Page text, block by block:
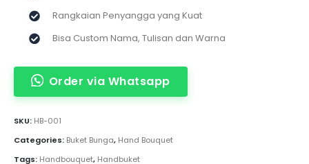
Rangkaian Penyangga yang Kuat
Bisa Custom Nama, Tulisan dan Warna
Order via Whatsapp
SKU: HB-001
Categories: Buket Bunga, Hand Bouquet
Tags: Handbouquet, Handbuket